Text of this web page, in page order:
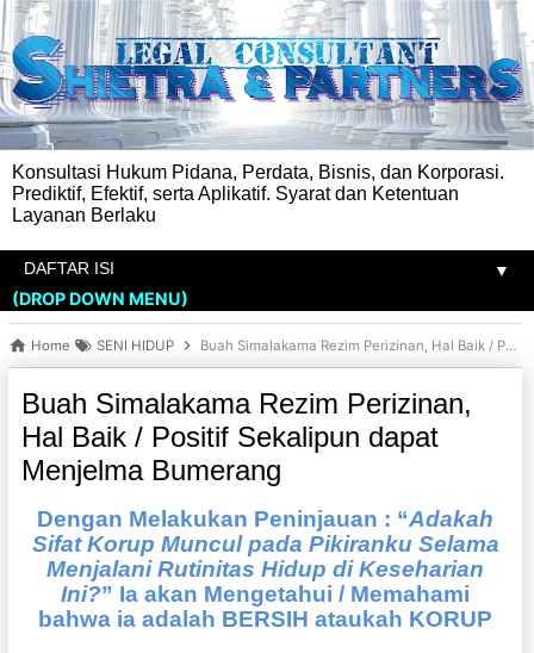
Konsultasi Hukum Pidana, Perdata, Bisnis, dan Korporasi.
Prediktif, Efektif, serta Aplikatif. Syarat dan Ketentuan
Layanan Berlaku
▼
(DROP DOWN MENU)
Home SENI HIDUP Buah Simalakama Rezim Perizinan, Hal Baik / Positif Sekalipun dapat Menjelma Bumerang
Buah Simalakama Rezim Perizinan,
Hal Baik / Positif Sekalipun dapat
Menjelma Bumerang
Dengan Melakukan Peninjauan : “Adakah
Sifat Korup Muncul pada Pikiranku Selama
Menjalani Rutinitas Hidup di Keseharian
Ini?” Ia akan Mengetahui / Memahami
bahwa ia adalah BERSIH ataukah KORUP